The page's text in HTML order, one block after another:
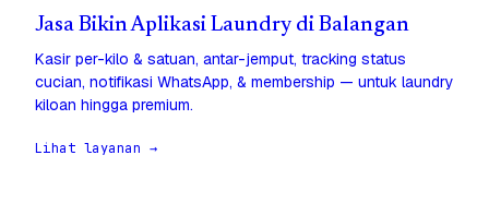
Jasa Bikin Aplikasi Laundry di Balangan
Kasir per-kilo & satuan, antar-jemput, tracking status
cucian, notifikasi WhatsApp, & membership — untuk laundry
kiloan hingga premium.
Lihat layanan →